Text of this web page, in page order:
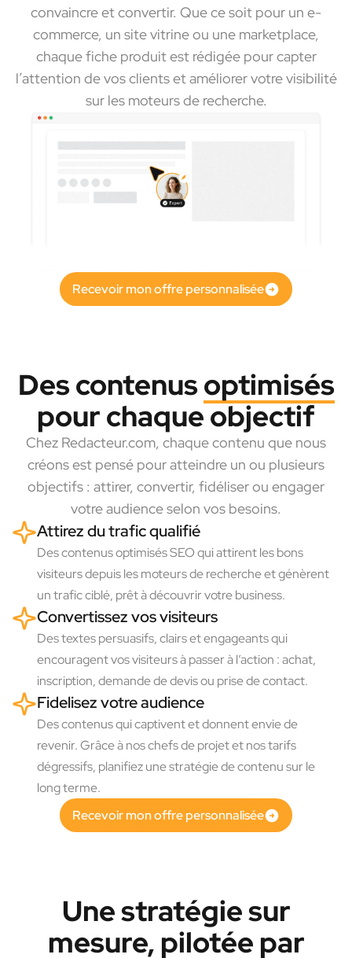
convaincre et convertir. Que ce soit pour un e-
commerce, un site vitrine ou une marketplace,
chaque fiche produit est rédigée pour capter
l’attention de vos clients et améliorer votre visibilité
sur les moteurs de recherche.
Recevoir mon offre personnalisée
Des contenusoptimisés
pour chaque objectif
Chez Redacteur.com, chaque contenu que nous
créons est pensé pour atteindre un ou plusieurs
objectifs : attirer, convertir, fidéliser ou engager
votre audience selon vos besoins.
Attirez du trafic qualifié
Des contenus optimisés SEO qui attirent les bons
visiteurs depuis les moteurs de recherche et génèrent
un trafic ciblé, prêt à découvrir votre business.
Convertissez vos visiteurs
Des textes persuasifs, clairs et engageants qui
encouragent vos visiteurs à passer à l’action : achat,
inscription, demande de devis ou prise de contact.
Fidelisez votre audience
Des contenus qui captivent et donnent envie de
revenir. Grâce à nos chefs de projet et nos tarifs
dégressifs, planifiez une stratégie de contenu sur le
long terme.
Recevoir mon offre personnalisée
Une stratégie sur
mesure, pilotée par